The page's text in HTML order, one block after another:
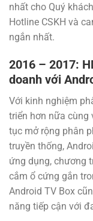
nhất cho Quý
Hotline CSKH và
ngắn nhất.
2016 – 2017:
doanh với
Với kinh nghiệm
triển hơn nữa cùng
tục mở rộng phân
truyền thống,
ứng dụng, chương
cắm ổ cứng gắn
Android TV Box
năng tiếp cận với